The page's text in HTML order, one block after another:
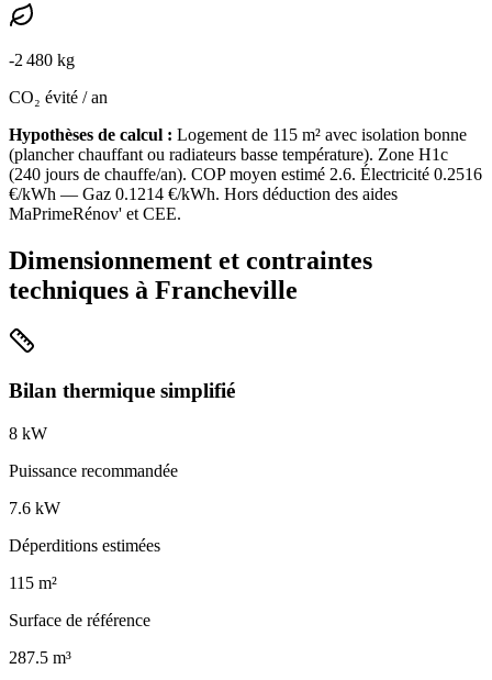
-2 480 kg
CO₂ évité / an
Hypothèses de calcul : Logement de 115 m² avec isolation bonne
(plancher chauffant ou radiateurs basse température). Zone H1c
(240 jours de chauffe/an). COP moyen estimé 2.6. Électricité 0.2516
€/kWh — Gaz 0.1214 €/kWh. Hors déduction des aides
MaPrimeRénov' et CEE.
Dimensionnement et contraintes
techniques à Francheville
Bilan thermique simplifié
8 kW
Puissance recommandée
7.6 kW
Déperditions estimées
115 m²
Surface de référence
287.5 m³